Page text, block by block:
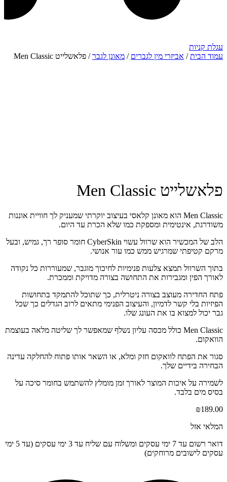
עגלת קניות
עמוד הבית/ אביזרי מין לגברים / מאונן לגבר/ פלאשלייט Men Classic
פלאשלייט Men Classic
Men Classic הוא מאונן קלאסי בעיצוב יוקרתי שמעניק לך חוויית אוננות
משודרגת, אינטימית ומספקת כמו שלא הכרת עד היום.
הלב של המכשיר הוא שרוול עשוי CyberSkin חומר סופר רך, גמיש, ובעל
מרקם קטיפתי שמרגיש ממש כמו עור אנושי.
בתוך השרוול תמצא צלעות פנימיות לחיכוך מוגבר, שמעוררות כל נקודה
לאורך הפין ומגבירות את התחושה בצורה מדויקת וממכרת.
פתח החדירה מעוצב בצורה ניטרלית, כך שתוכל להתמקד בתחושות
הפיזיות בלי קשר לדמיון, והעיצוב הפנימי מתאים לרוב הגדלים כך שכל
גבר יכול למצוא בו את העונג שלו.
Men Classic כולל מכסה עליון נשלף שמאפשר לך שליטה מלאה בעוצמת
הוואקום.
סגור את הפתח לוואקום חזק ומלא, או השאר אותו פתוח להחלקה עדינה
הבחירה בידיים שלך.
לשמירה על איכות המוצר לאורך זמן מומלץ להשתמש בחומר סיכה על
בסיס מים בלבד.
₪189.00
המלאי אזל
דואר רשום עד 7 ימי עסקים ומשלוח עם שליח עד 3 ימי עסקים (עד 5 ימי
עסקים לישובים מרוחקים)